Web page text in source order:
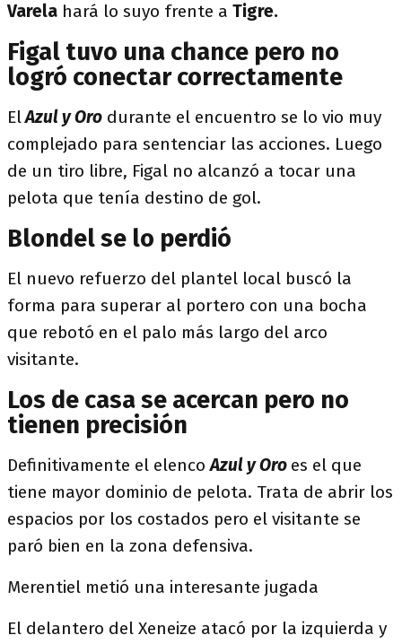
Varela hará lo suyo frente a Tigre.
Figal tuvo una chance pero no
logró conectar correctamente
ElAzul y Oro durante el encuentro se lo vio muy
complejado para sentenciar las acciones. Luego
de un tiro libre, Figal no alcanzó a tocar una
pelota que tenía destino de gol.
Blondel se lo perdió
El nuevo refuerzo del plantel local buscó la
forma para superar al portero con una bocha
que rebotó en el palo más largo del arco
visitante.
Los de casa se acercan pero no
tienen precisión
Definitivamente el elencoAzul y Oro es el que
tiene mayor dominio de pelota. Trata de abrir los
espacios por los costados pero el visitante se
paró bien en la zona defensiva.
Merentiel metió una interesante jugada
El delantero del Xeneize atacó por la izquierda y